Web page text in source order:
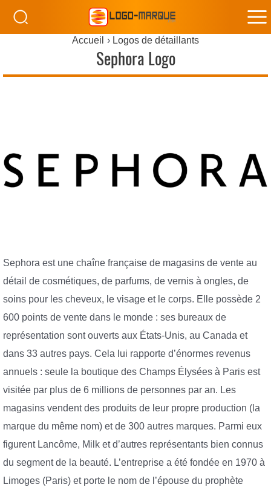
Accueil Logos de détaillants
Sephora Logo
Sephora est une chaîne française de magasins de vente au
détail de cosmétiques, de parfums, de vernis à ongles, de
soins pour les cheveux, le visage et le corps. Elle possède 2
600 points de vente dans le monde : ses bureaux de
représentation sont ouverts aux États-Unis, au Canada et
dans 33 autres pays. Cela lui rapporte d’énormes revenus
annuels : seule la boutique des Champs Élysées à Paris est
visitée par plus de 6 millions de personnes par an. Les
magasins vendent des produits de leur propre production (la
marque du même nom) et de 300 autres marques. Parmi eux
figurent Lancôme, Milk et d’autres représentants bien connus
du segment de la beauté. L’entreprise a été fondée en 1970 à
Limoges (Paris) et porte le nom de l’épouse du prophète